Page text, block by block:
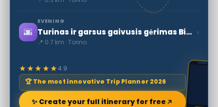
🌆
EVENING
Turinas ir garsus gaivusis gėrimas Bicerin
📍 0.7 km · Torino
›
★★★★★4.9
🏆 The most innovative Trip Planner 2026
✨ Create your full itinerary for free